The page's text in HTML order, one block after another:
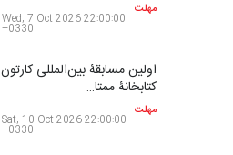
مهلت
Wed, 7 Oct 2026 22:00:00
+0330
اولین مسابقۀ بین‌المللی کارتون
کتابخانۀ ممتا…
مهلت
Sat, 10 Oct 2026 22:00:00
+0330